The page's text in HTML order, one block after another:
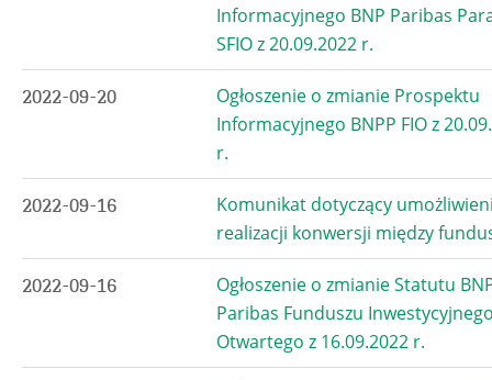
Informacyjnego BNP Paribas
SFIO z 20.09.2022 r.
2022-09-20
Ogłoszenie o zmianie Prospektu
Informacyjnego BNPP FIO z
r.
2022-09-16
Komunikat dotyczący
realizacji konwersji między
2022-09-16
Ogłoszenie o zmianie Statutu
Paribas Funduszu
Otwartego z 16.09.2022 r.